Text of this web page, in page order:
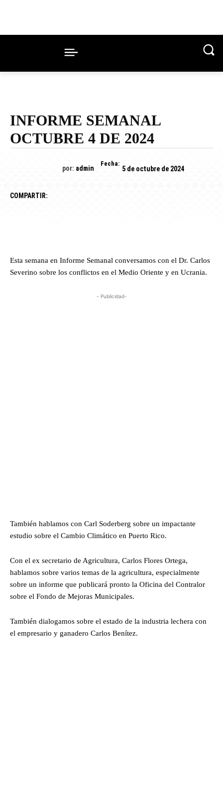
INFORME SEMANAL
OCTUBRE 4 DE 2024
por: admin
Fecha:
5 de octubre de 2024
COMPARTIR:
Esta semana en Informe Semanal conversamos con el Dr. Carlos
Severino sobre los conflictos en el Medio Oriente y en Ucrania.
- Publicidad-
También hablamos con Carl Soderberg sobre un impactante
estudio sobre el Cambio Climático en Puerto Rico.
Con el ex secretario de Agricultura, Carlos Flores Ortega,
hablamos sobre varios temas de la agricultura, especialmente
sobre un informe que publicará pronto la Oficina del Contralor
sobre el Fondo de Mejoras Municipales.
También dialogamos sobre el estado de la industria lechera con
el empresario y ganadero Carlos Benítez.